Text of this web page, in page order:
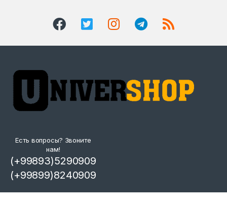
Есть вопросы? Звоните
нам!
(+99893)5290909
(+99899)8240909